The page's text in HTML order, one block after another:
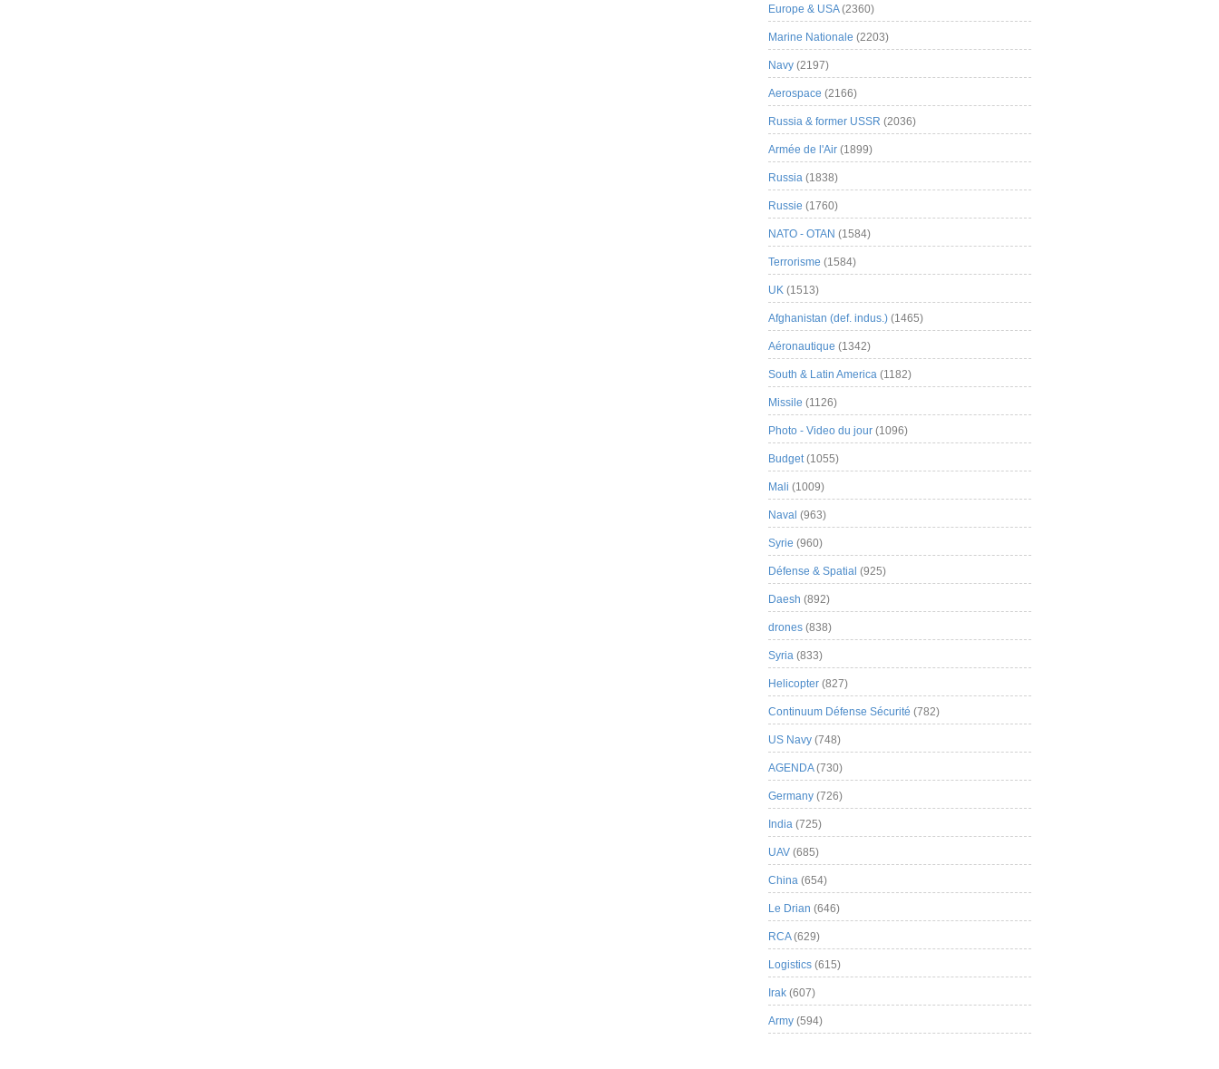
Europe & USA(2360)
Marine Nationale (2203)
Navy (2197)
Aerospace (2166)
Russia & former USSR (2036)
Armée de l'Air (1899)
Russia (1838)
Russie (1760)
NATO - OTAN (1584)
Terrorisme (1584)
UK (1513)
Afghanistan (def. indus.) (1465)
Aéronautique (1342)
South & Latin America (1182)
Missile (1126)
Photo - Video du jour (1096)
Budget(1055)
Mali (1009)
Naval (963)
Syrie (960)
Défense & Spatial (925)
Daesh (892)
drones (838)
Syria (833)
Helicopter (827)
Continuum Défense Sécurité (782)
US Navy (748)
AGENDA(730)
Germany (726)
India (725)
UAV (685)
China (654)
Le Drian (646)
RCA(629)
Logistics (615)
Irak (607)
Army (594)